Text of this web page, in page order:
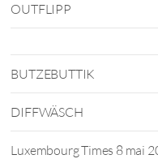
OUTFLIPP
BUTZEBUTTIK
DIFFWÄSCH
Luxembourg Times 8 mai